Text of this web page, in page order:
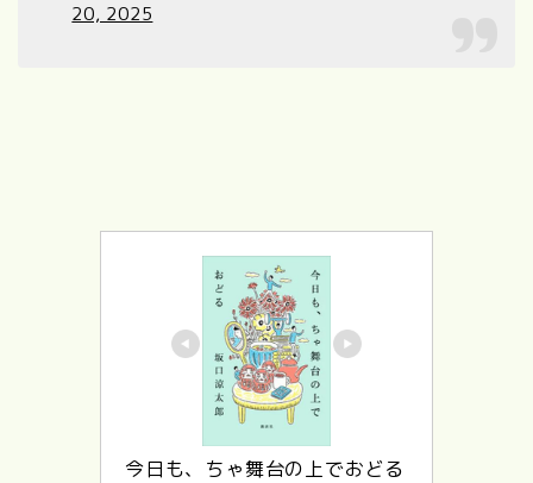
20, 2025
今日も、ちゃ舞台の上でおどる